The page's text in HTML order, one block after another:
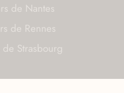
de Nantes
de Rennes
Strasbourg